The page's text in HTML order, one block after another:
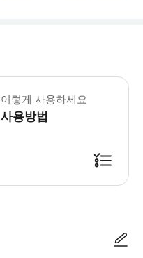
이렇게 사용하세요
사용방법